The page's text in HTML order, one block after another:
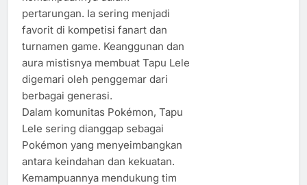
pertarungan. Ia sering menjadi
favorit di kompetisi fanart dan
turnamen game. Keanggunan dan
aura mistisnya membuat Tapu Lele
digemari oleh penggemar dari
berbagai generasi.
Dalam komunitas Pokémon, Tapu
Lele sering dianggap sebagai
Pokémon yang menyeimbangkan
antara keindahan dan kekuatan.
Kemampuannya mendukung tim